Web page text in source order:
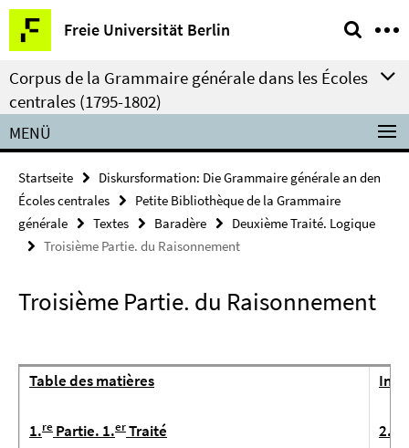
Springe
direkt
zu
Inhalt
Freie Universität Berlin
Service-
Navigation
Corpus de la Grammaire générale dans les Écoles
centrales (1795-1802)
MENÜ
Startseite
Diskursformation: Die Grammaire générale an den
Écoles centrales
Petite Bibliothèque de la Grammaire
générale
Textes Baradère
Deuxième Traité. Logique
Troisième Partie. du Raisonnement
Troisième Partie. du Raisonnement
Table des matières
1.re Partie. 1.erTraité
2.